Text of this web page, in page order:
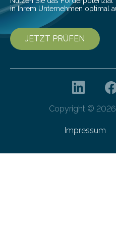
in Ihrem Unternehmen optimal
JETZT PRÜFEN
Copyright ©
Impressum